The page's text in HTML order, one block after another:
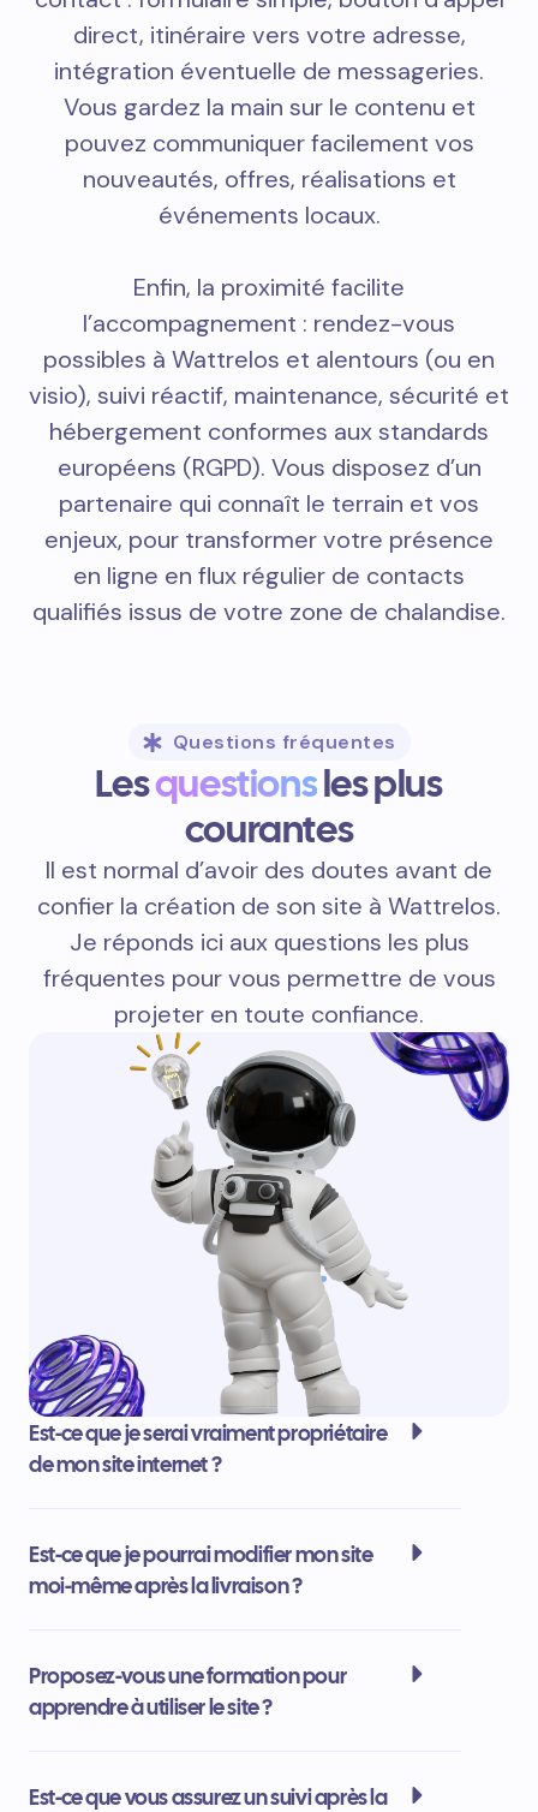
direct, itinéraire vers votre adresse,
intégration éventuelle de messageries.
Vous gardez la main sur le contenu et
pouvez communiquer facilement vos
nouveautés, offres, réalisations et
événements locaux.
Enfin, la proximité facilite
l’accompagnement : rendez-vous
possibles à Wattrelos et alentours (ou en
visio), suivi réactif, maintenance, sécurité et
hébergement conformes aux standards
européens (RGPD). Vous disposez d’un
partenaire qui connaît le terrain et vos
enjeux, pour transformer votre présence
en ligne en flux régulier de contacts
qualifiés issus de votre zone de chalandise.
Questions fréquentes
Lesquestionsles plus
courantes
Il est normal d’avoir des doutes avant de
confier la création de son site à Wattrelos.
Je réponds ici aux questions les plus
fréquentes pour vous permettre de vous
projeter en toute confiance.
Est-ce que je serai vraiment propriétaire
de mon site internet ?
Est-ce que je pourrai modifier mon site
moi-même après la livraison ?
Proposez-vous une formation pour
apprendre à utiliser le site ?
Est-ce que vous assurez un suivi après la